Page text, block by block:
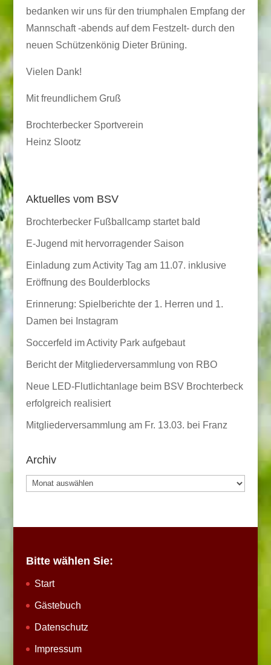
bedanken wir uns für den triumphalen Empfang der
Mannschaft -abends auf dem Festzelt- durch den
neuen Schützenkönig Dieter Brüning.
Vielen Dank!
Mit freundlichem Gruß
Brochterbecker Sportverein
Heinz Slootz
Aktuelles vom BSV
Brochterbecker Fußballcamp startet bald
E-Jugend mit hervorragender Saison
Einladung zum Activity Tag am 11.07. inklusive
Eröffnung des Boulderblocks
Erinnerung: Spielberichte der 1. Herren und 1.
Damen bei Instagram
Soccerfeld im Activity Park aufgebaut
Bericht der Mitgliederversammlung von RBO
Neue LED-Flutlichtanlage beim BSV Brochterbeck
erfolgreich realisiert
Mitgliederversammlung am Fr. 13.03. bei Franz
Archiv
Archiv
Bitte wählen Sie:
Start
Gästebuch
Datenschutz
Impressum